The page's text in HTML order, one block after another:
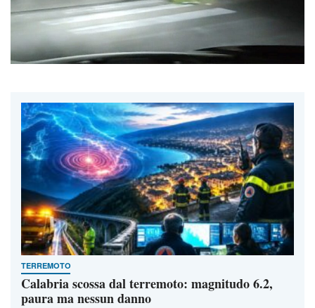
TERREMOTO
Calabria scossa dal terremoto: magnitudo 6.2,
paura ma nessun danno